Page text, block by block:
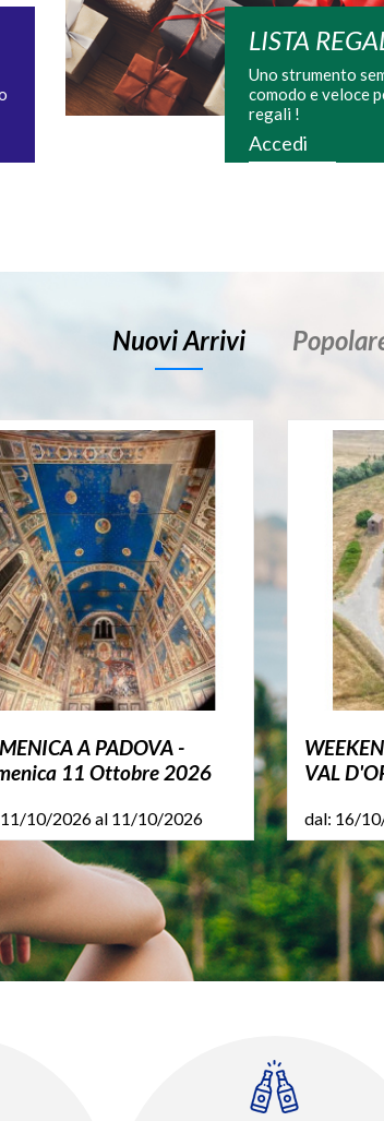
LISTA
Uno strumento
comodo e veloce
regali !
Accedi
Nuovi Arrivi
A PADOVA -
11 Ottobre 2026
10/2026 al 11/10/2026
VAL
dal: 16/